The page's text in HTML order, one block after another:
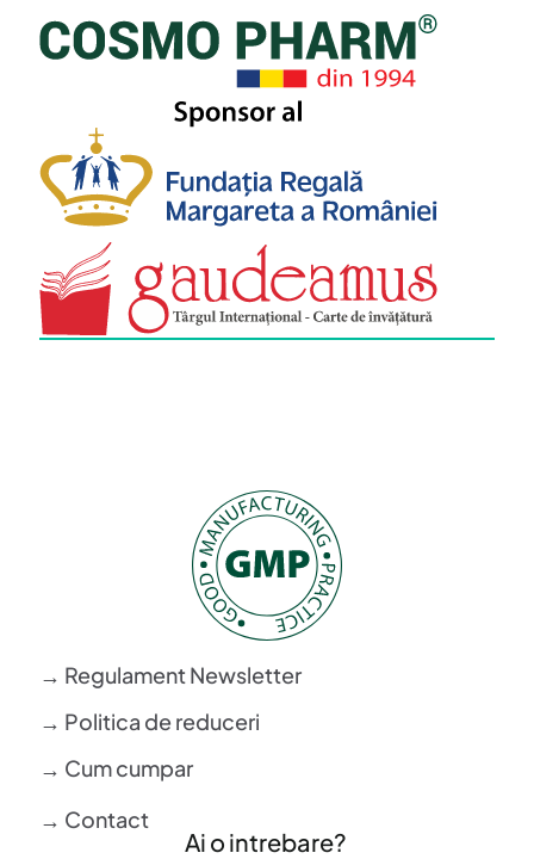
Ai o intrebare?
→ Regulament Newsletter
→ Politica de reduceri
→ Cum cumpar
→ Contact